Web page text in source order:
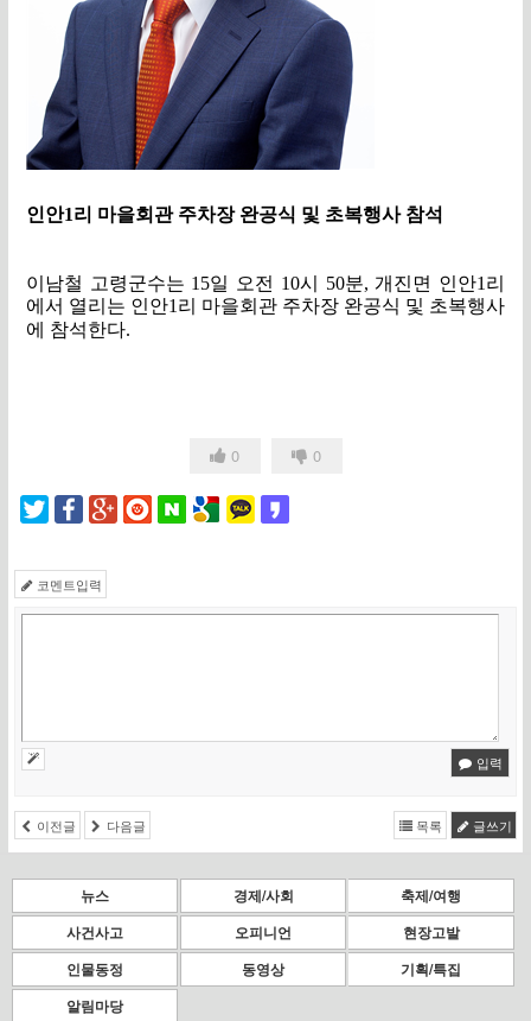
인안1리 마을회관 주차장 완공식 및 초복행사 참석
이남철 고령군수는 15일 오전 10시 50분,개진면 인안1 리
에서 열리는 인안1 리 마을회관 주차장 완공식 및 초복행사
에 참석한다.
0 0
코멘트입력
입력
이전글 다음글 목록 글쓰기
뉴스 경제/사회
축제/여행
사건사고
오피니언
현장고발
인물동정
동영상
기획/특집
알림마당